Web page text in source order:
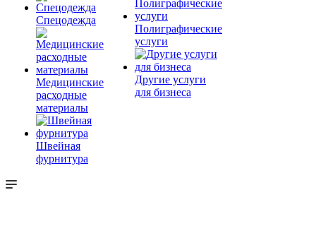
Спецодежда
Медицинские
расходные
материалы
Швейная
фурнитура
Полиграфические
услуги
Другие услуги
для бизнеса